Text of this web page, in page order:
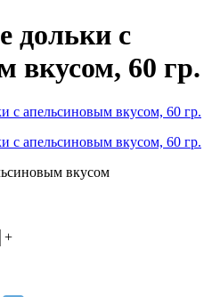
дольки с
вкусом, 60 гр.
вкусом
+